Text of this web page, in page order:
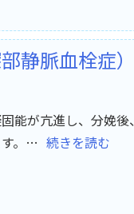
部静脈血栓
能が亢進し、分娩
。… 続きを読む